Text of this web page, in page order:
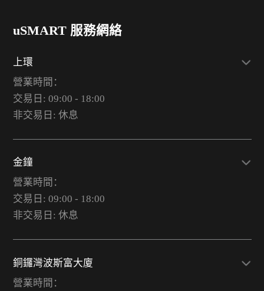
uSMART 服務網絡
上環
營業時間：
交易日: 09:00 - 18:00
非交易日: 休息
金鐘
營業時間：
交易日: 09:00 - 18:00
非交易日: 休息
銅鑼灣波斯富大廈
營業時間：